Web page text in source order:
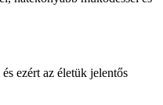
ezért az életük jelentős